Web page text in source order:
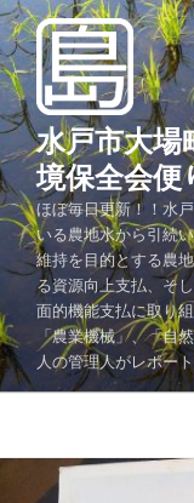
コ
ン
テ
ン
ツ
へ
ス
キ
プ
水戸市大場
境保全会便
ほぼ毎日更新！！水
いる農地水から引続
維持を目的とする農
る資源向上支払、そ
面的機能支払に取り
「農業機械」、「自
人の管理人がレポー